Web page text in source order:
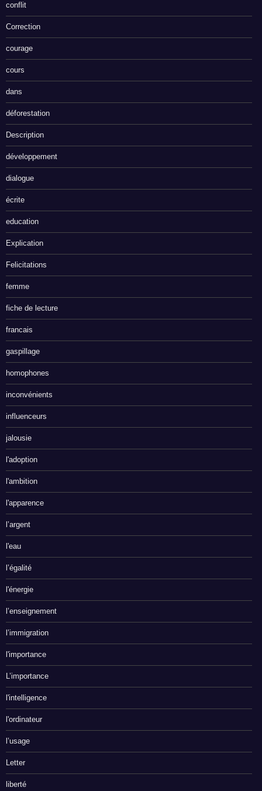
conflit
Correction
courage
cours
dans
déforestation
Description
développement
dialogue
écrite
education
Explication
Felicitations
femme
fiche de lecture
francais
gaspillage
homophones
inconvénients
influenceurs
jalousie
l'adoption
l'ambition
l'apparence
l’argent
l'eau
l’égalité
l'énergie
l’enseignement
l’immigration
l'importance
L’importance
l'intelligence
l'ordinateur
l’usage
Letter
liberté